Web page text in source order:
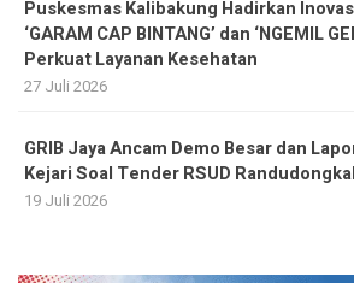
Puskesmas Kalibakung Hadirkan
‘GARAM CAP BINTANG’ dan ‘NGEMIL
Perkuat Layanan Kesehatan
27 Juli 2026
GRIB Jaya Ancam Demo Besar dan
Kejari Soal Tender RSUD Randudongkal
19 Juli 2026